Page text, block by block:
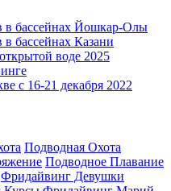
в бассейнах Йошкар-Олы
бассейнах Казани
воде 2025
с 16-21 декабря 2022
Подводная Охота
Подводное Плавание
Фридайвинг Девушки